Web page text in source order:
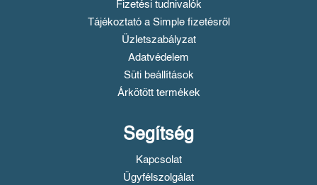
Fizetési tudnivalók
Tájékoztató a Simple fizetésről
Üzletszabályzat
Adatvédelem
Süti beállítások
Árkötött termékek
Segítség
Kapcsolat
Ügyfélszolgálat